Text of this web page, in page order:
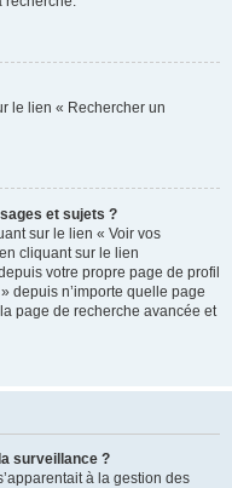
le lien « Rechercher un
et sujets ?
sur le lien « Voir vos
cliquant sur le lien
votre propre page de profil
depuis n’importe quelle page
page de recherche avancée et
surveillance ?
à la gestion des